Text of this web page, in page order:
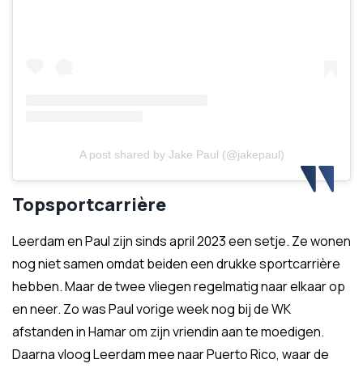
A post shared by Jake Paul (@jakepaul)
Topsportcarrière
Leerdam en Paul zijn sinds april 2023 een setje. Ze wonen
nog niet samen omdat beiden een drukke sportcarrière
hebben. Maar de twee vliegen regelmatig naar elkaar op
en neer. Zo was Paul vorige week nog bij de WK
afstanden in Hamar om zijn vriendin aan te moedigen.
Daarna vloog Leerdam mee naar Puerto Rico, waar de